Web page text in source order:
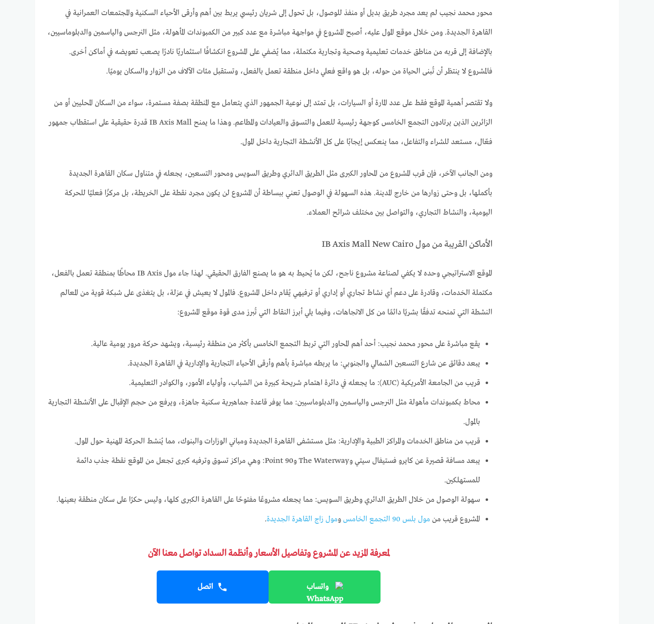
محور محمد نجيب لم يعد مجرد طريق بديل أو منفذ للوصول، بل تحول إلى شريان رئيسي يربط بين أهم وأرقى الأحياء السكنية والمجتمعات العمرانية في
القاهرة الجديدة. ومن خلال موقع المول عليه، أصبح المشروع في مواجهة مباشرة مع عدد كبير من الكمبوندات المأهولة، مثل النرجس والياسمين والدبلوماسيين،
بالإضافة إلى قربه من مناطق خدمات تعليمية وصحية وتجارية مكتملة، مما يُضفي على المشروع انكشافًا استثماريًا نادرًا يصعب تعويضه في أماكن أخرى.
فالمشروع لا ينتظر أن تُبنى الحياة من حوله، بل هو واقع فعلي داخل منطقة تعمل بالفعل، وتستقبل مئات الآلاف من الزوار والسكان يوميًا.
ولا تقتصر أهمية الموقع فقط على عدد المارة أو السيارات، بل تمتد إلى نوعية الجمهور الذي يتعامل مع المنطقة بصفة مستمرة، سواء من السكان المحليين أو من
الزائرين الذين يرتادون التجمع الخامس كوجهة رئيسية للعمل والتسوق والعيادات والمطاعم. وهذا ما يمنح IB Axis Mall قدرة حقيقية على استقطاب جمهور
فعّال، مستعد للشراء والتفاعل، مما ينعكس إيجابًا على كل الأنشطة التجارية داخل المول.
ومن الجانب الآخر، فإن قرب المشروع من المحاور الكبرى مثل الطريق الدائري وطريق السويس ومحور التسعين، يجعله في متناول سكان القاهرة الجديدة
بأكملها، بل وحتى زوارها من خارج المدينة. هذه السهولة في الوصول تعني ببساطة أن المشروع لن يكون مجرد نقطة على الخريطة، بل مركزًا فعليًا للحركة
اليومية، والنشاط التجاري، والتواصل بين مختلف شرائح العملاء.
الأماكن القريبة من مول IB Axis Mall New Cairo
الموقع الاستراتيجي وحده لا يكفي لصناعة مشروع ناجح، لكن ما يُحيط به هو ما يصنع الفارق الحقيقي. لهذا جاء مول IB Axis محاطًا بمنطقة تعمل بالفعل،
مكتملة الخدمات، وقادرة على دعم أي نشاط تجاري أو إداري أو ترفيهي يُقام داخل المشروع. فالمول لا يعيش في عزلة، بل يتغذى على شبكة قوية من المعالم
النشطة التي تمنحه تدفقًا بشريًا دائمًا من كل الاتجاهات، وفيما يلي أبرز النقاط التي تُبرز مدى قوة موقع المشروع:
يقع مباشرة على محور محمد نجيب: أحد أهم المحاور التي تربط التجمع الخامس بأكثر من منطقة رئيسية، ويشهد حركة مرور يومية عالية.
يبعد دقائق عن شارع التسعين الشمالي والجنوبي: ما يربطه مباشرة بأهم وأرقى الأحياء التجارية والإدارية في القاهرة الجديدة.
قريب من الجامعة الأمريكية (AUC): ما يجعله في دائرة اهتمام شريحة كبيرة من الشباب، وأولياء الأمور، والكوادر التعليمية.
محاط بكمبوندات مأهولة مثل النرجس والياسمين والدبلوماسيين: مما يوفر قاعدة جماهيرية سكنية جاهزة، ويرفع من حجم الإقبال على الأنشطة التجارية
بالمول.
قريب من مناطق الخدمات والمراكز الطبية والإدارية: مثل مستشفى القاهرة الجديدة ومباني الوزارات والبنوك، مما يُنشط الحركة المهنية حول المول.
يبعد مسافة قصيرة عن كايرو فستيفال سيتي وThe Waterway وPoint 90: وهي مراكز تسوق وترفيه كبرى تجعل من الموقع نقطة جذب دائمة
للمستهلكين.
سهولة الوصول من خلال الطريق الدائري وطريق السويس: مما يجعله مشروعًا مفتوحًا على القاهرة الكبرى كلها، وليس حكرًا على سكان منطقة بعينها.
المشروع قريب من مول بلس 90 التجمع الخامس ومول زاج القاهرة الجديدة.
لمعرفة المزيد عن المشروع وتفاصيل الأسعار وأنظمة السداد تواصل معنا الآن
واتساب اتصل